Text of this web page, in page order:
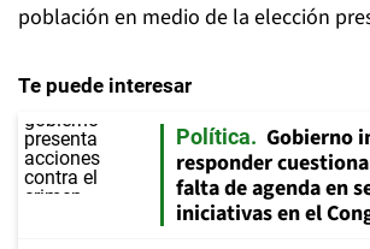
población en medio de la elección
Te puede interesar
Política
Gobierno
responder
falta de agenda en
iniciativas en el